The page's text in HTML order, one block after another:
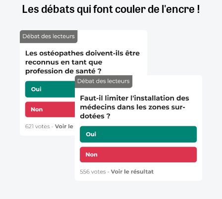
Les débats qui font couler de l'encre !